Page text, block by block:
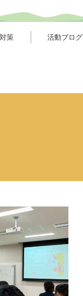
策 活動ブログ